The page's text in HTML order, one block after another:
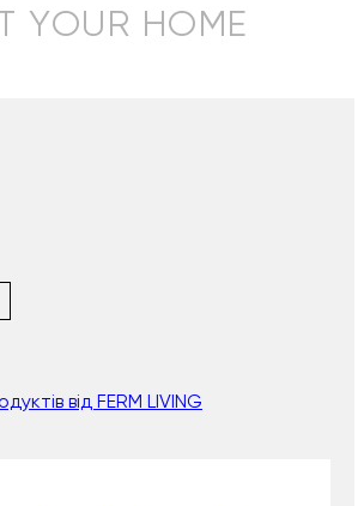
YOUR HOME
від FERM LIVING